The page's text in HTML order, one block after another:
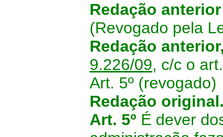
Redação anterior
(Revogado pela
Redação
9.226/09, c/c o
Art. 5º (revogado)
Redação
Art. 5º É dever